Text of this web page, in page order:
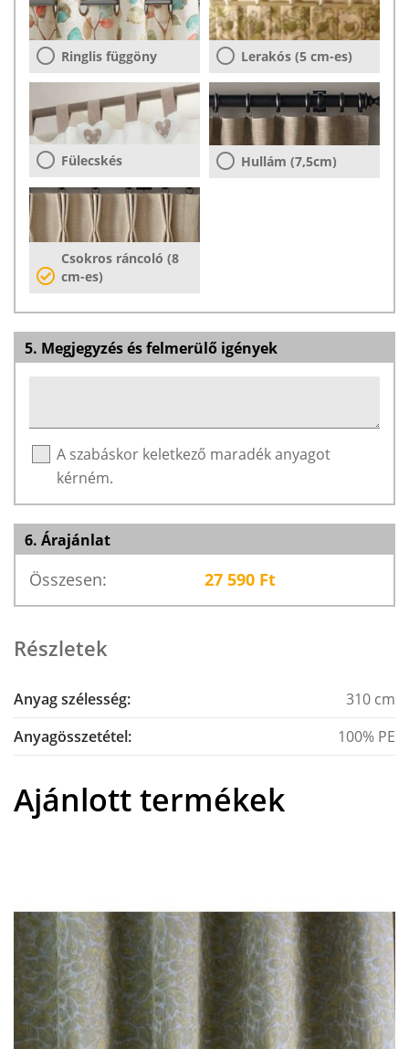
Ringlis függöny Lerakós (5 cm-es)
Fülecskés Hullám (7,5cm)
Csokros ráncoló (8
cm-es)
5. Megjegyzés és felmerülő igények
A szabáskor keletkező maradék anyagot
kérném.
6. Árajánlat
Összesen: 27 590 Ft
Részletek
Anyag szélesség:
310 cm
Anyagösszetétel:
100% PE
Ajánlott termékek